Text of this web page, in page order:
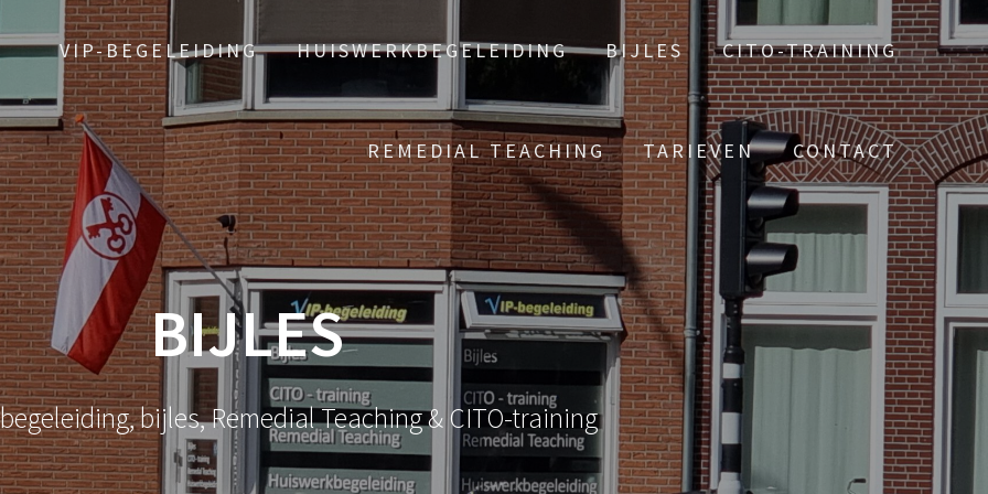
VIP-BEGELEIDING HUISWERKBEGELEIDING BIJLES CITO-TRAINING
REMEDIAL TEACHING TARIEVEN CONTACT
BIJLES
bijles, Remedial Teaching & CITO-training